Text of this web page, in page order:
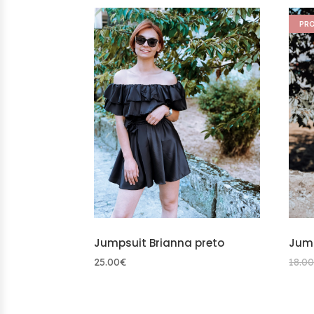
era:
19.00€.
é:
10.00€.
Jumpsuit Brianna preto
25.00€ 18.00